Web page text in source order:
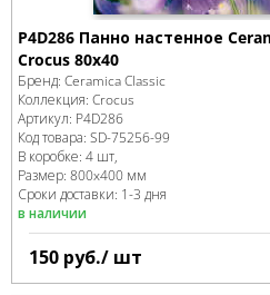
P4D286 Панно настенное
Crocus 80х40
Бренд: Ceramica Classic
Коллекция: Crocus
Артикул: P4D286
Код товара: SD-75256-99
В коробке: 4 шт,
Размер: 800x400 мм
Сроки доставки: 1-3 дня
в наличии
150 руб./ шт